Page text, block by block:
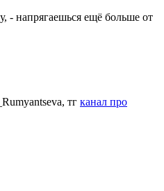
- напрягаешься ещё больше от
тг канал про